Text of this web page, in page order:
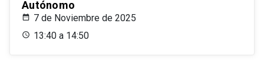
Autónomo
7 de Noviembre de 2025
13:40 a 14:50